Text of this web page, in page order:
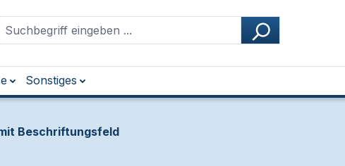
Sonstiges
Beschriftungsfeld